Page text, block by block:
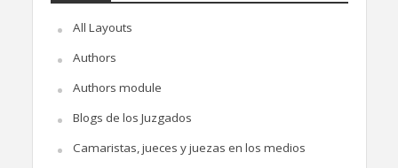
All Layouts
Authors
Authors module
Blogs de los Juzgados
Camaristas, jueces y juezas en los medios